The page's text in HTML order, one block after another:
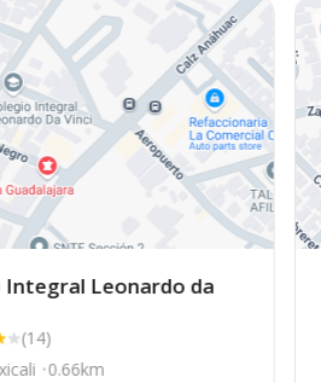
Integral Leonardo da
(14)
0.66km